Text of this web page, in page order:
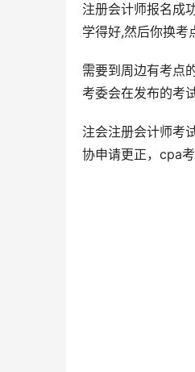
注册会计师报名成
学得好,然后你换考
需要到周边有考点
考委会在发布的考
注会注册会计师考
协申请更正，cpa考